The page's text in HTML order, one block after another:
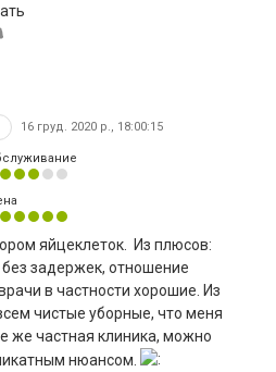
16 груд. 2020 р., 18:00:15
яйцеклеток. Из плюсов:
задержек, отношение
в частности хорошие. Из
чистые уборные, что меня
же частная клиника, можно
нюансом.